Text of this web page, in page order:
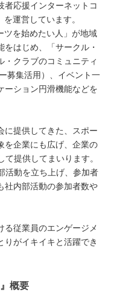
者応援インターネットコ
を運営しています。
ツを始めたい人」が地域
はじめ、「サークル・
・クラブのコミュニティ
募集活用）、イベント一
ーション円滑機能などを
に提供してきた、スポー
を企業にも広げ、企業の
提供してまいります。
活動を立ち上げ、参加者
社内部活動の参加者数や
る従業員のエンゲージメ
りがイキイキと活躍でき
概要